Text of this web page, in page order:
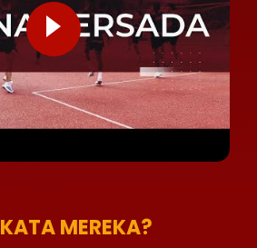
KATA MEREKA?